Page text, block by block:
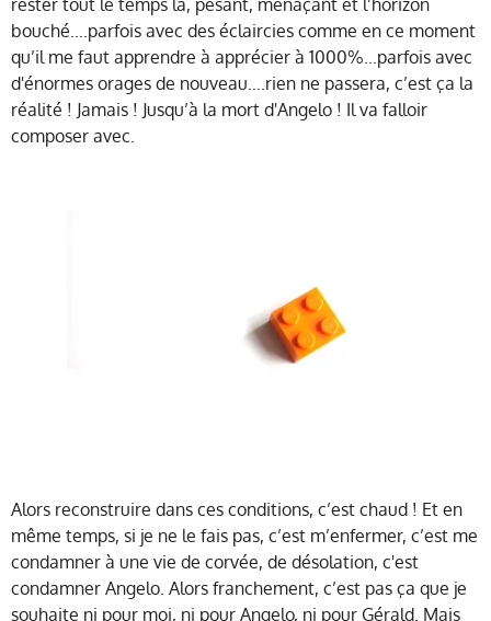
rester tout le temps là, pesant, menaçant et l’horizon
bouché….parfois avec des éclaircies comme en ce moment
qu’il me faut apprendre à apprécier à 1000%…parfois avec
d'énormes orages de nouveau….rien ne passera, c’est ça la
réalité ! Jamais ! Jusqu’à la mort d'Angelo ! Il va falloir
composer avec.
Alors reconstruire dans ces conditions, c’est chaud ! Et en
même temps, si je ne le fais pas, c’est m’enfermer, c’est me
condamner à une vie de corvée, de désolation, c'est
condamner Angelo. Alors franchement, c’est pas ça que je
souhaite ni pour moi, ni pour Angelo, ni pour Gérald. Mais